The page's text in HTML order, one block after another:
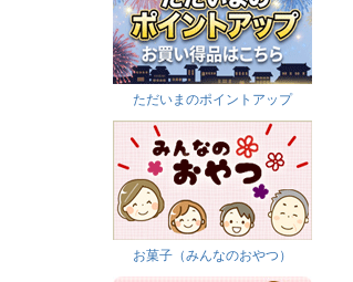
ただいまのポイントアップ
お菓子（みんなのおやつ）